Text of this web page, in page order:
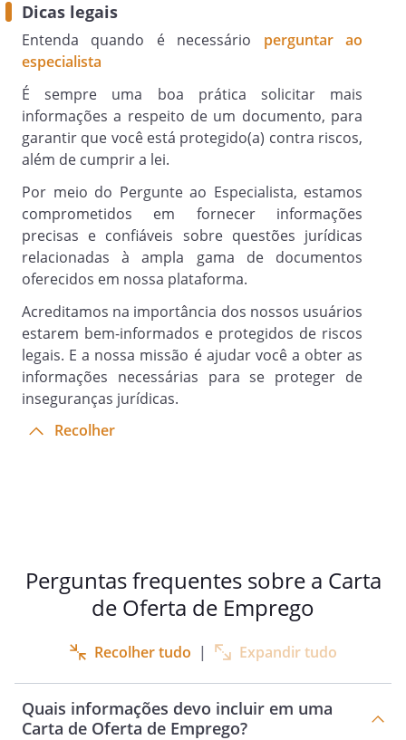
Dicas legais
Entenda quando é necessário perguntar ao
especialista
É sempre uma boa prática solicitar mais
informações a respeito de um documento, para
garantir que você está protegido(a) contra riscos,
além de cumprir a lei.
Por meio do Pergunte ao Especialista, estamos
comprometidos em fornecer informações
precisas e confiáveis sobre questões jurídicas
relacionadas à ampla gama de documentos
oferecidos em nossa plataforma.
Acreditamos na importância dos nossos usuários
estarem bem-informados e protegidos de riscos
legais. E a nossa missão é ajudar você a obter as
informações necessárias para se proteger de
inseguranças jurídicas.
Recolher
Perguntas frequentes sobre a Carta
de Oferta de Emprego
Recolher tudo | Expandir tudo
Quais informações devo incluir em uma
Carta de Oferta de Emprego?